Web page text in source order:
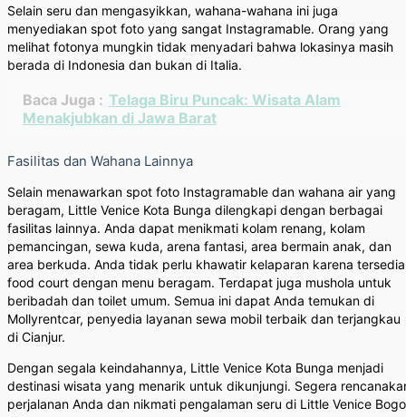
Selain seru dan mengasyikkan, wahana-wahana ini juga
menyediakan spot foto yang sangat Instagramable. Orang yang
melihat fotonya mungkin tidak menyadari bahwa lokasinya masih
berada di Indonesia dan bukan di Italia.
Baca Juga : Telaga Biru Puncak: Wisata Alam
Menakjubkan di Jawa Barat
Fasilitas dan Wahana Lainnya
Selain menawarkan spot foto Instagramable dan wahana air yang
beragam, Little Venice Kota Bunga dilengkapi dengan berbagai
fasilitas lainnya. Anda dapat menikmati kolam renang, kolam
pemancingan, sewa kuda, arena fantasi, area bermain anak, dan
area berkuda. Anda tidak perlu khawatir kelaparan karena tersedia
food court dengan menu beragam. Terdapat juga mushola untuk
beribadah dan toilet umum. Semua ini dapat Anda temukan di
Mollyrentcar, penyedia layanan sewa mobil terbaik dan terjangkau
di Cianjur.
Dengan segala keindahannya, Little Venice Kota Bunga menjadi
destinasi wisata yang menarik untuk dikunjungi. Segera
perjalanan Anda dan nikmati pengalaman seru di Little Venice